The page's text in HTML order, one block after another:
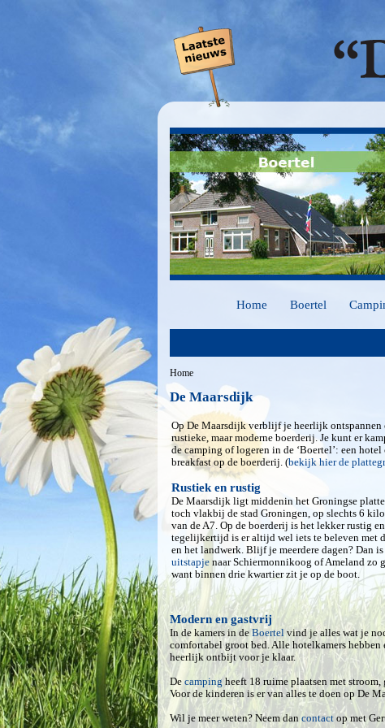
Home Boertel
Home
De Maarsdijk
Op De Maarsdijk verblijf je heerlijk ontspannen
rustieke, maar moderne boerderij. Je kunt er
de camping of logeren in de ‘Boertel’: een
breakfast op de boerderij. (bekijk hier de
Rustiek en rustig
De Maarsdijk ligt middenin het Groningse
toch vlakbij de stad Groningen, op slechts 6
van de A7. Op de boerderij is het lekker rustig en
tegelijkertijd is er altijd wel iets te beleven met
en het landwerk. Blijf je meerdere dagen? Dan is
uitstapjenaar Schiermonnikoog of Ameland zo
want binnen drie kwartier zit je op de boot.
Modern en gastvrij
In de kamers in de Boertelvind je alles wat je
comfortabel groot bed. Alle hotelkamers hebben
heerlijk ontbijt voor je klaar.
De camping heeft 18 ruime plaatsen met
Voor de kinderen is er van alles te doen op De
Wil je meer weten? Neem dancontactop met